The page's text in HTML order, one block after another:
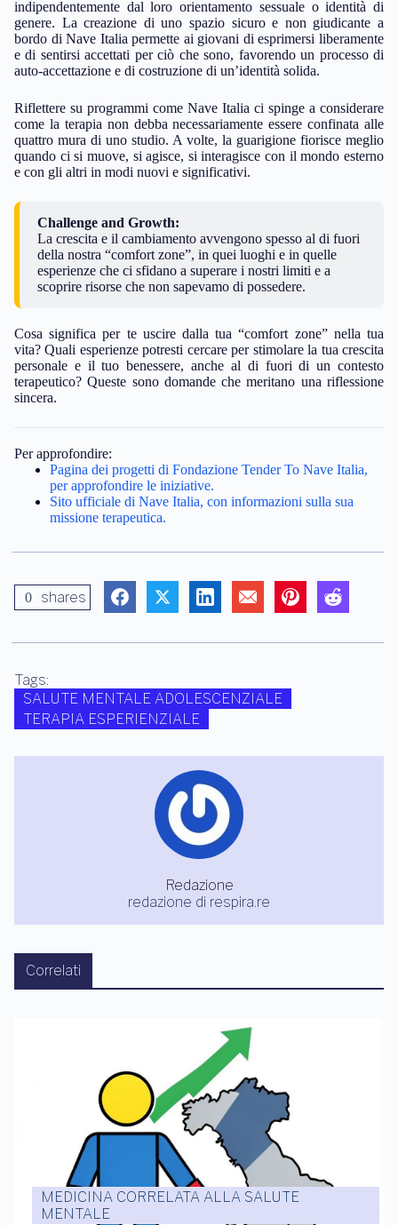
indipendentemente dal loro orientamento sessuale o identità di
genere. La creazione di uno spazio sicuro e non giudicante a
bordo di Nave Italia permette ai giovani di esprimersi liberamente
e di sentirsi accettati per ciò che sono, favorendo un processo di
auto-accettazione e di costruzione di un’identità solida.
Riflettere su programmi come Nave Italia ci spinge a considerare
come la terapia non debba necessariamente essere confinata alle
quattro mura di uno studio. A volte, la guarigione fiorisce meglio
quando ci si muove, si agisce, si interagisce con il mondo esterno
e con gli altri in modi nuovi e significativi.
Challenge and Growth:
La crescita e il cambiamento avvengono spesso al di fuori
della nostra “comfort zone”, in quei luoghi e in quelle
esperienze che ci sfidano a superare i nostri limiti e a
scoprire risorse che non sapevamo di possedere.
Cosa significa per te uscire dalla tua “comfort zone” nella tua
vita? Quali esperienze potresti cercare per stimolare la tua crescita
personale e il tuo benessere, anche al di fuori di un contesto
terapeutico? Queste sono domande che meritano una riflessione
sincera.
Per approfondire:
Pagina dei progetti di Fondazione Tender To Nave Italia,
per approfondire le iniziative.
Sito ufficiale di Nave Italia, con informazioni sulla sua
missione terapeutica.
0 shares
Tags:
SALUTE MENTALE ADOLESCENZIALE
TERAPIA ESPERIENZIALE
Redazione
redazione di respira.re
Correlati
MEDICINA CORRELATA ALLA SALUTE
MENTALE